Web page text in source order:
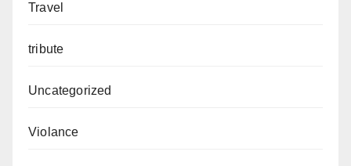
Travel
tribute
Uncategorized
Violance